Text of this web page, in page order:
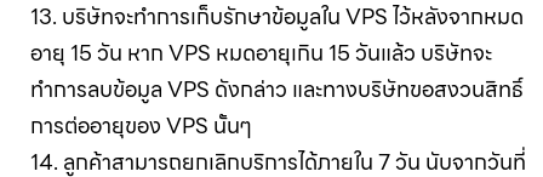
13. บริษัทจะทำการเก็บรักษาข้อมูลใน VPS ไว้หลังจากหมด
อายุ 15 วัน หาก VPS หมดอายุเกิน 15 วันแล้ว บริษัทจะ
ทำการลบข้อมูล VPS ดังกล่าว และทางบริษัทขอสงวนสิทธิ์
การต่ออายุของ VPS นั้นๆ
14. ลูกค้าสามารถยกเลิกบริการได้ภายใน 7 วัน นับจากวันที่